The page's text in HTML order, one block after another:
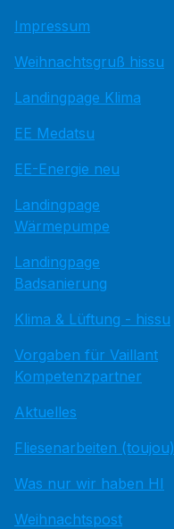
Impressum
Weihnachtsgruß hissu
Landingpage Klima
EE Medatsu
EE-Energie neu
Landingpage
Wärmepumpe
Landingpage
Badsanierung
Klima & Lüftung - hissu
Vorgaben für Vaillant
Kompetenzpartner
Aktuelles
Fliesenarbeiten (toujou)
Was nur wir haben HI
Weihnachtspost